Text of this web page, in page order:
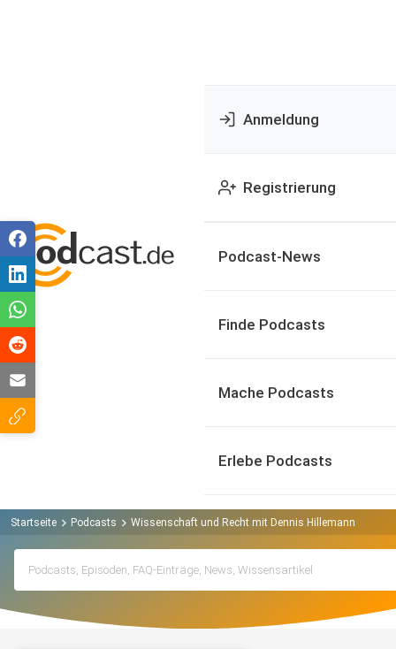
Anmeldung
Registrierung
Podcast-News
Finde Podcasts
Mache Podcasts
Erlebe Podcasts
Startseite Podcasts Wissenschaft und Recht mit Dennis Hillemann